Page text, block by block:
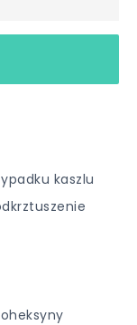
kaszlu